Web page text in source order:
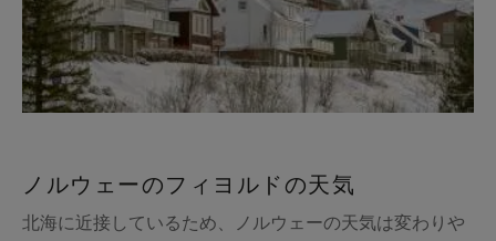
ノルウェーのフィヨルドの天気
北海に近接しているため、ノルウェーの天気は変わりや